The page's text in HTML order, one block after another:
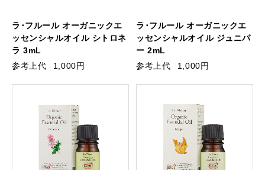
ラ･フルール オーガニックエ
ッセンシャルオイル シトロネ
ラ 3mL
参考上代
1,000円
ラ･フルール オーガニックエ
ッセンシャルオイル ジュニパ
ー 2mL
参考上代
1,000円